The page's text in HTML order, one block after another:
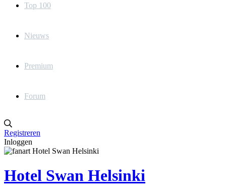
Top 100
Nieuws
Premium
Forum
Registreren
Inloggen
Hotel Swan Helsinki